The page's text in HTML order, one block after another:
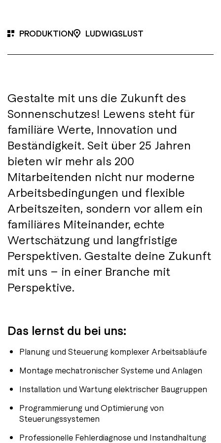
PRODUKTION LUDWIGSLUST
Gestalte mit uns die Zukunft des
Sonnenschutzes! Lewens steht für
familiäre Werte, Innovation und
Beständigkeit. Seit über 25 Jahren
bieten wir mehr als 200
Mitarbeitenden nicht nur moderne
Arbeitsbedingungen und flexible
Arbeitszeiten, sondern vor allem ein
familiäres Miteinander, echte
Wertschätzung und langfristige
Perspektiven. Gestalte deine Zukunft
mit uns – in einer Branche mit
Perspektive.
Das lernst du bei uns:
Planung und Steuerung komplexer Arbeitsabläufe
Montage mechatronischer Systeme und Anlagen
Installation und Wartung elektrischer Baugruppen
Programmierung und Optimierung von
Steuerungssystemen
Professionelle Fehlerdiagnose und Instandhaltung